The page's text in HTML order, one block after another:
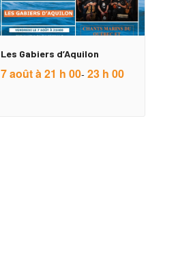
Les Gabiers d’Aquilon
7 août à 21 h 00- 23 h 00